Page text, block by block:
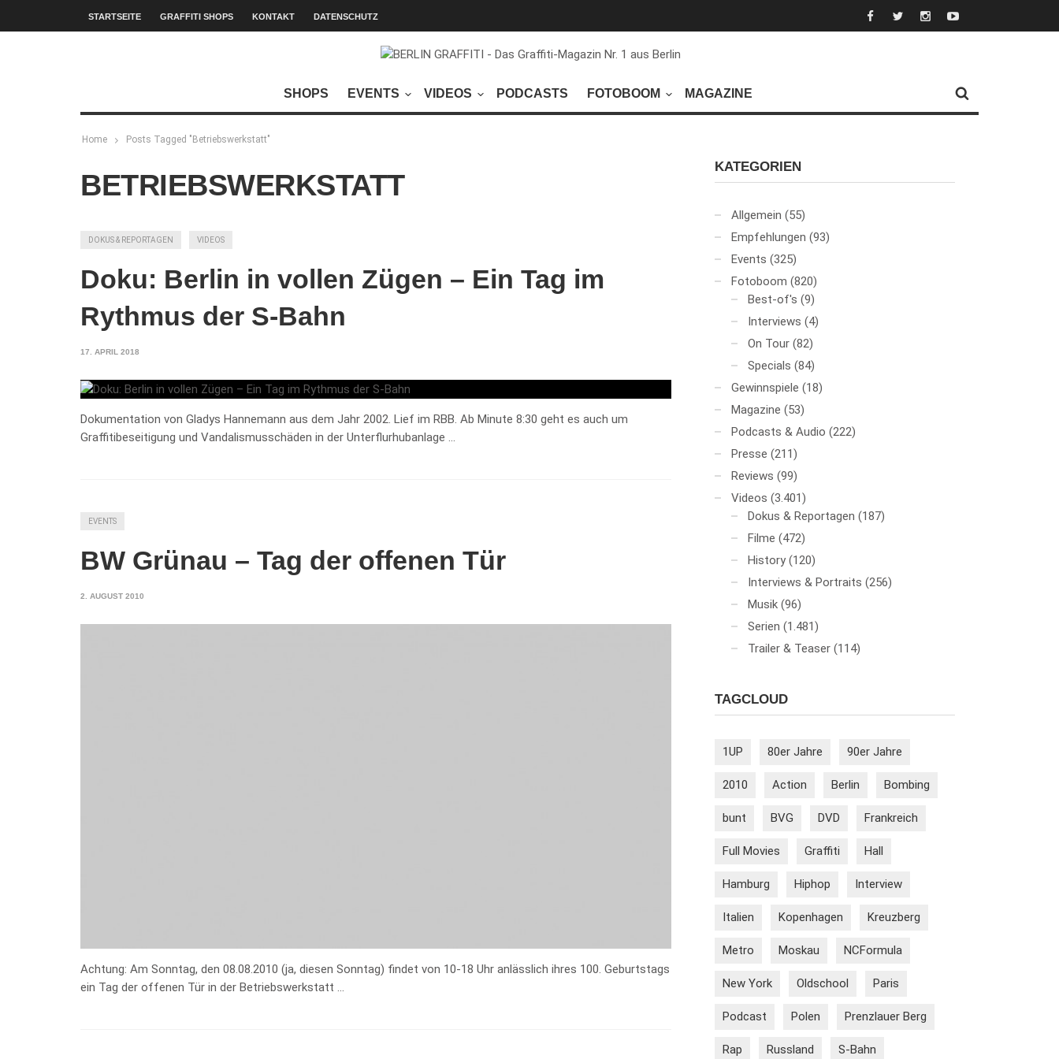
STARTSEITE GRAFFITI SHOPS KONTAKT DATENSCHUTZ
SHOPS EVENTS VIDEOS PODCASTS FOTOBOOM MAGAZINE
Home Posts Tagged "Betriebswerkstatt"
BETRIEBSWERKSTATT
DOKUS & REPORTAGEN VIDEOS
Doku: Berlin in vollen Zügen – Ein Tag im
Rythmus der S-Bahn
17. APRIL 2018
Dokumentation von Gladys Hannemann aus dem Jahr 2002. Lief im RBB. Ab Minute 8:30 geht es auch um
Graffitibeseitigung und Vandalismusschäden in der Unterflurhubanlage …
EVENTS
BW Grünau – Tag der offenen Tür
2. AUGUST 2010
Achtung: Am Sonntag, den 08.08.2010 (ja, diesen Sonntag) findet von 10-18 Uhr anlässlich ihres 100. Geburtstags
ein Tag der offenen Tür in der Betriebswerkstatt …
KATEGORIEN
Allgemein (55)
Empfehlungen (93)
Events (325)
Fotoboom (820)
Best-of's (9)
Interviews (4)
On Tour (82)
Specials (84)
Gewinnspiele (18)
Magazine (53)
Podcasts & Audio (222)
Presse (211)
Reviews (99)
Videos (3.401)
Dokus & Reportagen (187)
Filme (472)
History (120)
Interviews & Portraits (256)
Musik (96)
Serien (1.481)
Trailer & Teaser (114)
TAGCLOUD
1UP 80er Jahre 90er Jahre
2010 Action Berlin Bombing
bunt BVG DVD Frankreich
Full Movies Graffiti Hall
Hamburg Hiphop Interview
Italien Kopenhagen Kreuzberg
Metro Moskau NCFormula
New York Oldschool Paris
Podcast Polen Prenzlauer Berg
Rap Russland S-Bahn